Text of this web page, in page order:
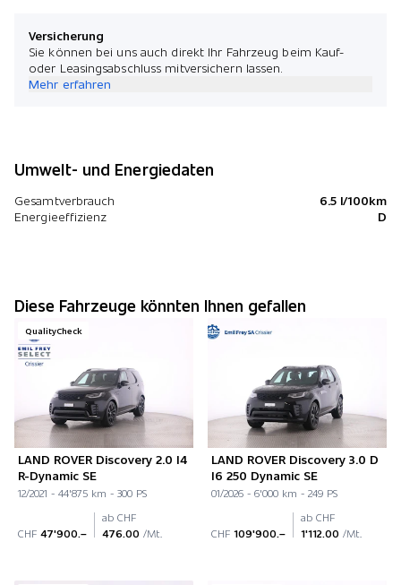
Versicherung
Sie können bei uns auch direkt Ihr Fahrzeug beim Kauf-
oder Leasingsabschluss mitversichern lassen.
Mehr erfahren
Umwelt- und Energiedaten
Gesamtverbrauch
6.5 l/100km
Energieeffizienz
D
Diese Fahrzeuge könnten Ihnen gefallen
QualityCheck
LAND ROVER Discovery 2.0 I4
R-Dynamic SE
12/2021 - 44'875 km - 300 PS
CHF 47'900.–
ab CHF
476.00 /Mt.
LAND ROVER Discovery 3.0 D
I6 250 Dynamic SE
01/2026 - 6'000 km - 249 PS
CHF 109'900.–
ab CHF
1'112.00 /Mt.